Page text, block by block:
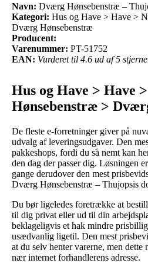
Navn: Dværg Hønsebenstræ –
Kategori: Hus og Have > Have >
Dværg Hønsebenstræ
Producent:
Varenummer: PT-51752
EAN: Vurderet til 4.6 ud af 5
Hus og Have > Have
Hønsebenstræ >
De fleste e-forretninger giver på
udvalg af leveringsudgaver. Den
pakkeshops, fordi du så nemt kan
den dag der passer dig. Løsningen
gange derudover den mest
Dværg Hønsebenstræ – Thujopsis
Du bør ligeledes foretrække at
til dig privat eller ud til din
beklageligvis et hak mindre
usædvanlig ligetil. Den mest
at du selv henter varerne, men
nær internet forhandlerens adresse.